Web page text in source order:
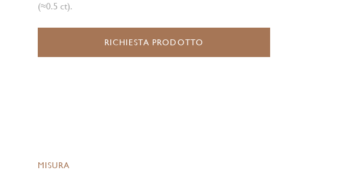
(≈0.5 ct).
RICHIESTA PRODOTTO
MISURA